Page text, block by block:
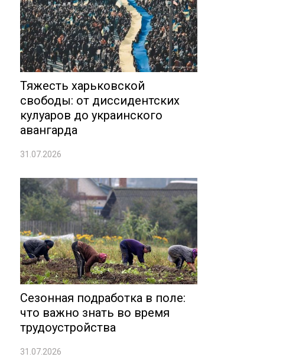
Тяжесть харьковской
свободы: от диссидентских
кулуаров до украинского
авангарда
31.07.2026
Сезонная подработка в поле:
что важно знать во время
трудоустройства
31.07.2026